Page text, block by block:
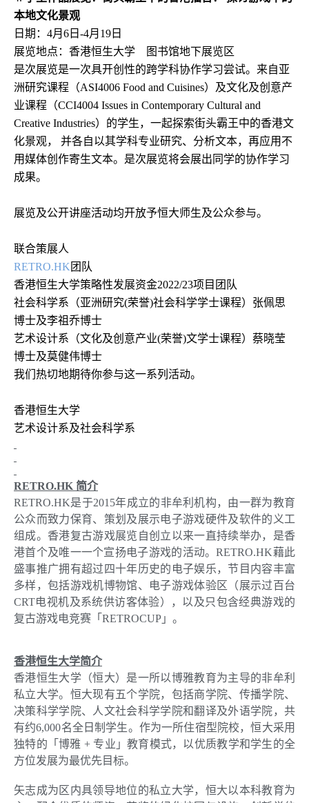
本地文化景观
日期： 4月 6 日 -4月 19 日
展览地点： 香港恒生大学 图书馆地下展览区
是次展览是一次具开创性的跨学科协作学习尝试。来自亚
洲研究课程（ASI4006 Food and Cuisines）及文化及创意产
业课程（CCI4004 Issues in Contemporary Cultural and
Creative Industries）的学生，一起探索街头霸王中的香港文
化景观，
并各自以其学科专业研究、分析文本，再应用不
用媒体创作寄生文本。是次展览将会展出同学的协作学习
成果。
展览及公开讲座活动均开放予恒大师生及公众参与。
联合策展人
RETRO.HK 团队
香港恒生大学策略性发展资金2022/23项目团队
社会科学系（亚洲研究(荣誉)社会科学学士课程）张佩思
博士及李祖乔博士
艺术设计系（文化及创意产业(荣誉)文学士课程）蔡晓莹
博士及莫健伟博士
我们热切地期待你参与这一系列活动。
香港恒生大学
艺术设计系及社会科学系
RETRO.HK 简介
RETRO.HK是于2015年成立的非牟利机构，由一群为教育
公众而致力保育、策划及展示电子游戏硬件及软件的义工
组成。香港复古游戏展览自创立以来一直持续举办，是香
港首个及唯一一个宣扬电子游戏的活动。RETRO.HK藉此
盛事推广拥有超过四十年历史的电子娱乐，节目内容丰富
多样，包括游戏机博物馆、电子游戏体验区（展示过百台
CRT电视机及系统供访客体验），以及只包含经典游戏的
复古游戏电竞赛「 RETROCUP 」。
香港恒生大学简介
香港恒生大学（恒大）是一所以博雅教育为主导的非牟利
私立大学。恒大现有五个学院，包括商学院、传播学院、
决策科学学院、人文社会科学学院和翻译及外语学院，共
有约6,000名全日制学生。作为一所住宿型院校，恒大采用
独特的「博雅 + 专业」教育模式，以优质教学和学生的全
方位发展为最优先目标。
矢志成为区内具领导地位的私立大学，恒大以本科教育为